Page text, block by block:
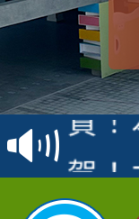
賀
賽
名
賀！
倩
名
園市
賀！